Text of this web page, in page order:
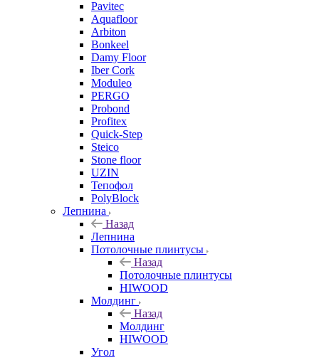
Pavitec
Aquafloor
Arbiton
Bonkeel
Damy Floor
Iber Cork
Moduleo
PERGO
Probond
Profitex
Quick-Step
Steico
Stone floor
UZIN
Тепофол
PolyBlock
Лепнина
Назад
Лепнина
Потолочные плинтусы
Назад
Потолочные плинтусы
HIWOOD
Молдинг
Назад
Молдинг
HIWOOD
Угол